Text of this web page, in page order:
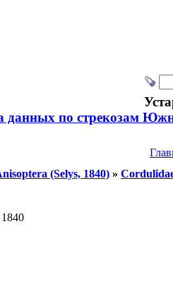
данных по стрекозам
(Selys, 1840) »